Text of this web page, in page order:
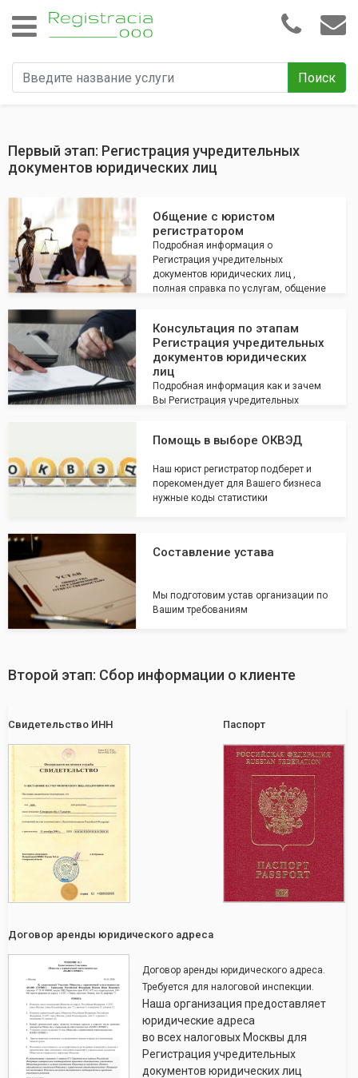
Поиск
Первый этап: Регистрация учредительных
документов юридических лиц
Общение с юристом
регистратором
Подробная информация о
Регистрация учредительных
документов юридических лиц ,
полная справка по услугам, общение
Консультация по этапам
Регистрация учредительных
документов юридических
лиц
Подробная информация как и зачем
Вы Регистрация учредительных
Помощь в выборе ОКВЭД
Наш юрист регистратор подберет и
порекомендует для Вашего бизнеса
нужные коды статистики
Составление устава
Мы подготовим устав организации по
Вашим требованиям
Второй этап: Сбор информации о клиенте
Свидетельство ИНН Паспорт
Договор аренды юридического адреса
Договор аренды юридического адреса.
Требуется для налоговой инспекции.
Наша организация предоставляет
юридические адреса
во всех налоговых Москвы для
Регистрация учредительных
документов юридических лиц